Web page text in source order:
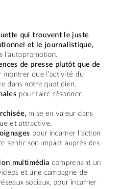
qui trouvent le juste
et le journalistique,
l’autopromotion.
de presse plutôt que de
montrer que l’activité du
dans notre quotidien.
pour faire résonner
mise en valeur dans
et attractive.
pour incarner l’action
sentir son impact auprès des
multimédia comprenant un
et une campagne de
sociaux, pour incarner